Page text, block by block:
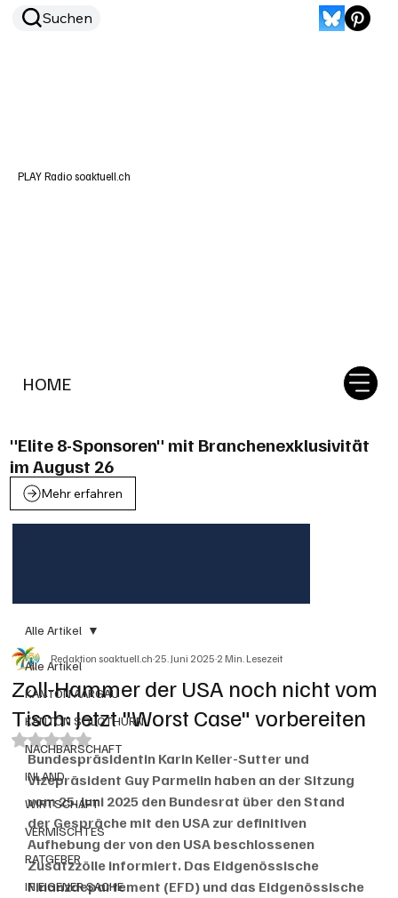
HOME
Suchen
PLAY Radio soaktuell.ch
"Elite 8-Sponsoren" mit Branchenexklusivität
im August 26
Mehr erfahren
Alle Artikel
KANTON AARGAU
KANTON SOLOTHURN
NACHBARSCHAFT
INLAND
WIRTSCHAFT
VERMISCHTES
RATGEBER
IN EIGENER SACHE
Alle Artikel
Zoll-Hammer der USA noch nicht vom
Tisch: Jetzt "Worst Case" vorbereiten
Redaktion soaktuell.ch25. Juni 20252 Min. Lesezeit
Mit NaN von 5 Sternen bewertet.
Bundespräsidentin Karin Keller-Sutter und
Vizepräsident Guy Parmelin haben an der Sitzung
vom 25. Juni 2025 den Bundesrat über den Stand
der Gespräche mit den USA zur definitiven
Aufhebung der von den USA beschlossenen
Zusatzzölle informiert. Das Eidgenössische
Finanzdepartement (EFD) und das Eidgenössische